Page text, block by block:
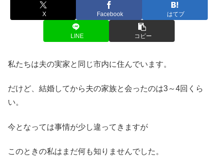
X Facebook はてブ
LINE コピー
私たちは夫の実家と同じ市内に住んでいます。
だけど、結婚してから夫の家族と会ったのは3～4回くら
い。
今となっては事情が少し違ってきますが
このときの私はまだ何も知りませんでした。